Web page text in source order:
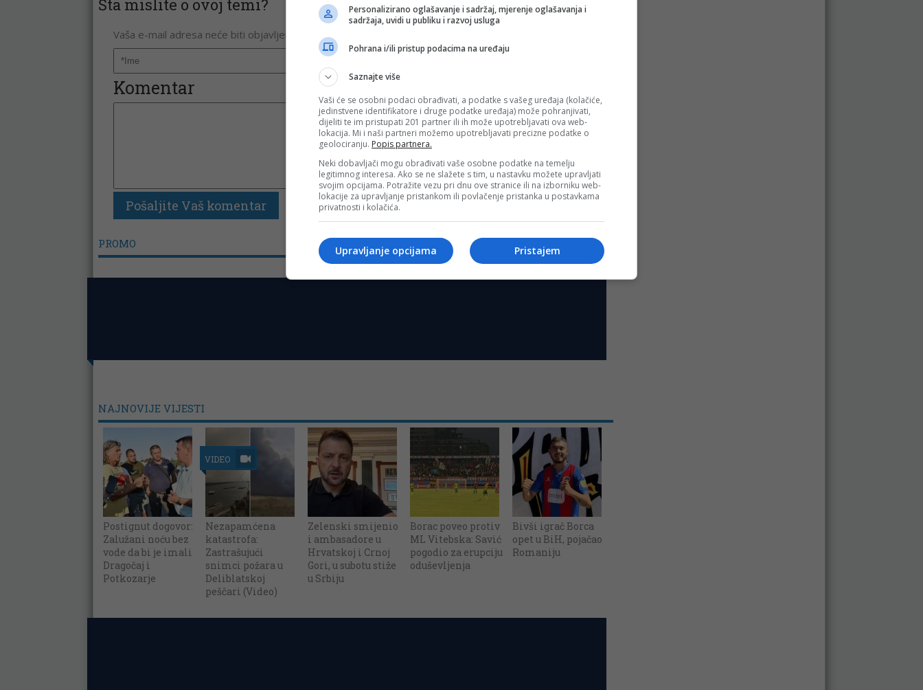
Šta mislite o ovoj temi?
Vaša e-mail adresa neće biti objavljena. Sva polja su obavezna!
Komentar
PROMO
NAJNOVIJE VIJESTI
Postignut dogovor:
Zalužani noću bez
vode da bi je imali
Dragočaj i
Potkozarje
VIDEO
Nezapamćena
katastrofa:
Zastrašujući
snimci požara u
Deliblatskoj
peščari (Video)
Zelenski smijenio
i ambasadore u
Hrvatskoj i Crnoj
Gori, u subotu stiže
u Srbiju
Borac poveo protiv
ML Vitebska: Savić
pogodio za erupciju
oduševljenja
Bivši igrač Borca
opet u BiH, pojačao
Romaniju
Personalizirano oglašavanje i sadržaj, mjerenje oglašavanja i
sadržaja, uvidi u publiku i razvoj usluga
Pohrana i/ili pristup podacima na uređaju
Saznajte više
Vaši će se osobni podaci obrađivati, a podatke s vašeg uređaja (kolačiće,
jedinstvene identifikatore i druge podatke uređaja) može pohranjivati,
dijeliti te im pristupati 201 partner ili ih može upotrebljavati ova web-
lokacija. Mi i naši partneri možemo upotrebljavati precizne podatke o
geolociranju. Popis partnera.
Neki dobavljači mogu obrađivati vaše osobne podatke na temelju
legitimnog interesa. Ako se ne slažete s tim, u nastavku možete upravljati
svojim opcijama. Potražite vezu pri dnu ove stranice ili na izborniku web-
lokacije za upravljanje pristankom ili povlačenje pristanka u postavkama
privatnosti i kolačića.
Pristajem
Upravljanje opcijama